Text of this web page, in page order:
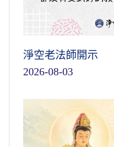
淨空老法師開示
2026-08-03